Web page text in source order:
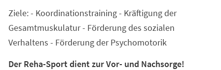
neuen
Ziele: - Koordinationstraining - Kräftigung der
Gesamtmuskulatur - Förderung des sozialen
Verhaltens - Förderung der Psychomotorik
Der Reha-Sport dient zur Vor- und Nachsorge!